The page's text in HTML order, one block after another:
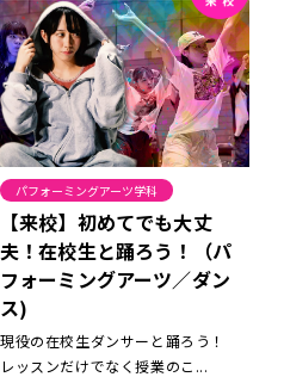
パフォーミングアーツ学科
【来校】初めてでも大丈
夫！在校生と踊ろう！（パ
フォーミングアーツ／ダン
ス)
現役の在校生ダンサーと踊ろう！
レッスンだけでなく授業のこ...